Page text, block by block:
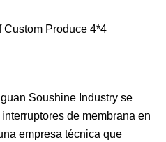
Soushine Industry se
de membrana en
empresa técnica que